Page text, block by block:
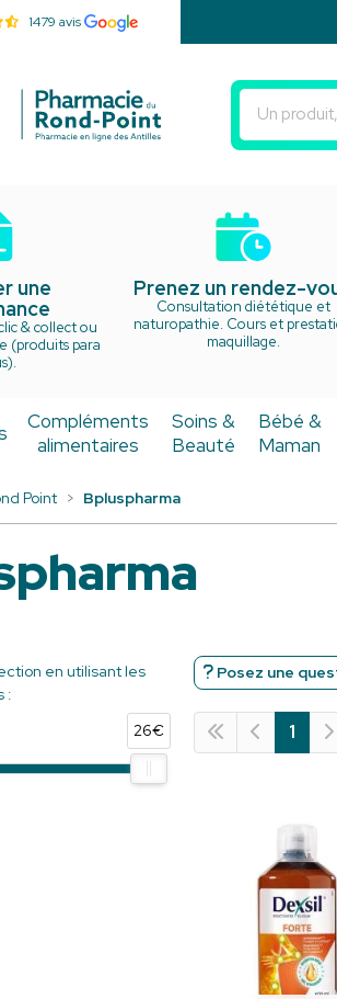
1479 avis
Pharmacie du Rond
une
& collect ou
(produits para
Prenez un rendez-
Consultation diététique et
naturopathie. Cours et
maquillage.
Compléments
alimentaires
Soins &
Beauté
Bébé &
Maman
Point Bpluspharma
Posez une
1
en utilisant les
:
26€